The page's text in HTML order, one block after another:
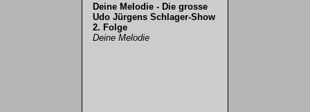
Deine Melodie - Die grosse
Udo Jürgens Schlager-Show
2. Folge
Deine Melodie